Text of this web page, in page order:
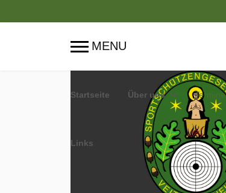
Startseite Über uns Termine
Links